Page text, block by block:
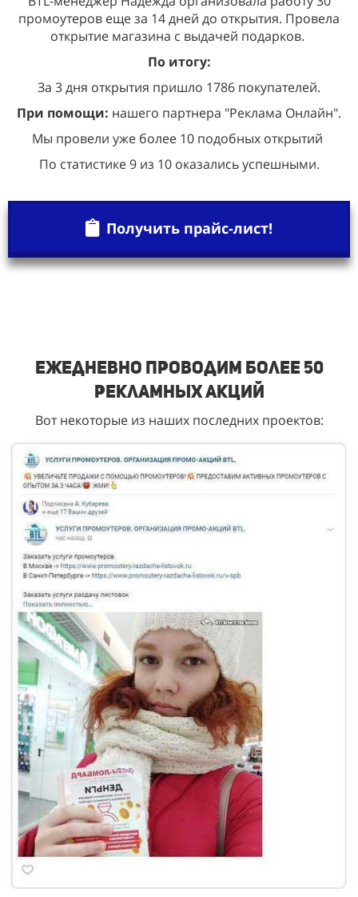
промоутеров еще за 14 дней до открытия. Провела
открытие магазина с выдачей подарков.
По итогу:
За 3 дня открытия пришло 1786 покупателей.
При помощи: нашего партнера "Реклама Онлайн".
Мы провели уже более 10 подобных открытий
По статистике 9 из 10 оказались успешными.
Получить прайс-лист!
Ежедневно проводим более 50
рекламных акций
Вот некоторые из наших последних проектов: